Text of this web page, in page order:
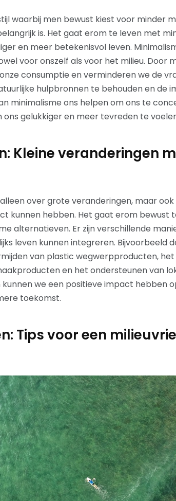
waarbij men bewust kiest voor minder
is. Het gaat erom te leven met
en meer betekenisvol leven.
voor onszelf als voor het milieu. Door
consumptie en verminderen we de
hulpbronnen te behouden en de
minimalisme ons helpen om ons te
ons gelukkiger en meer tevreden te
Kleine veranderingen
over grote veranderingen, maar ook
kunnen hebben. Het gaat erom bewust
alternatieven. Er zijn verschillende
leven kunnen integreren. Bijvoorbeeld
van plastic wegwerpproducten,
en het ondersteunen van
we een positieve impact hebben
toekomst.
Tips voor een